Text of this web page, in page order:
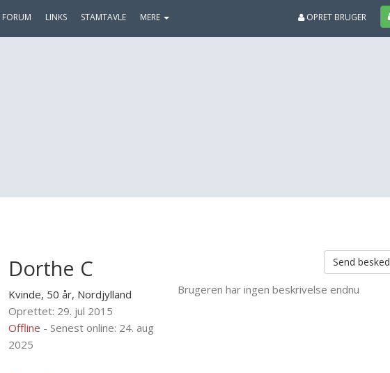
FORUM LINKS STAMTAVLE MERE OPRET BRUGER
Dorthe C
Kvinde, 50 år, Nordjylland
Oprettet: 29. jul 2015
Offline - Senest online: 24. aug
2025
Send besked
Brugeren har ingen beskrivelse endnu